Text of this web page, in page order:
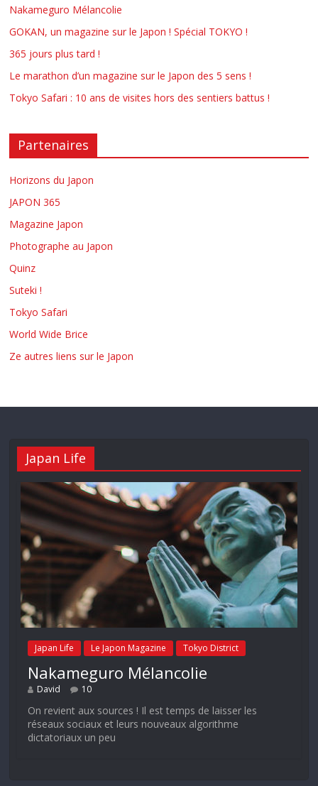
Nakameguro Mélancolie
GOKAN, un magazine sur le Japon ! Spécial TOKYO !
365 jours plus tard !
Le marathon d’un magazine sur le Japon des 5 sens !
Tokyo Safari : 10 ans de visites hors des sentiers battus !
Partenaires
Horizons du Japon
JAPON 365
Magazine Japon
Photographe au Japon
Quinz
Suteki !
Tokyo Safari
World Wide Brice
Ze autres liens sur le Japon
Japan Life
Japan Life Le Japon Magazine Tokyo District
Nakameguro Mélancolie
David 10
On revient aux sources ! Il est temps de laisser les
réseaux sociaux et leurs nouveaux algorithme
dictatoriaux un peu